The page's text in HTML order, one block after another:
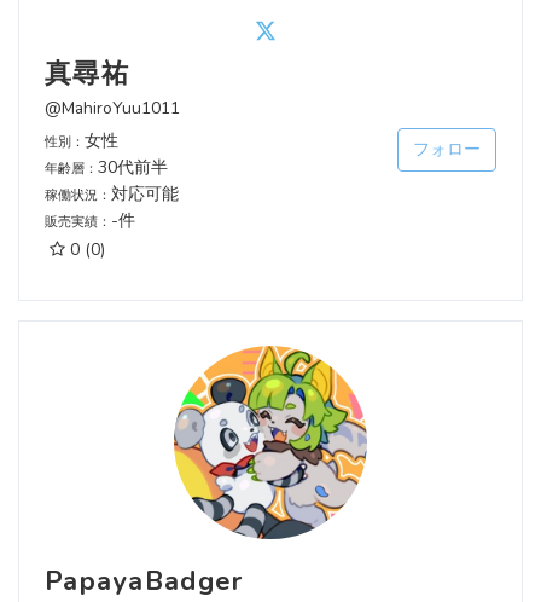
真尋祐
@MahiroYuu1011
性別： 女性
年齢層： 30代前半
稼働状況： 対応可能
販売実績： -件
0 (0)
フォロー
PapayaBadger